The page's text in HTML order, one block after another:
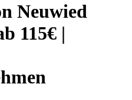
Neuwied
115€ |